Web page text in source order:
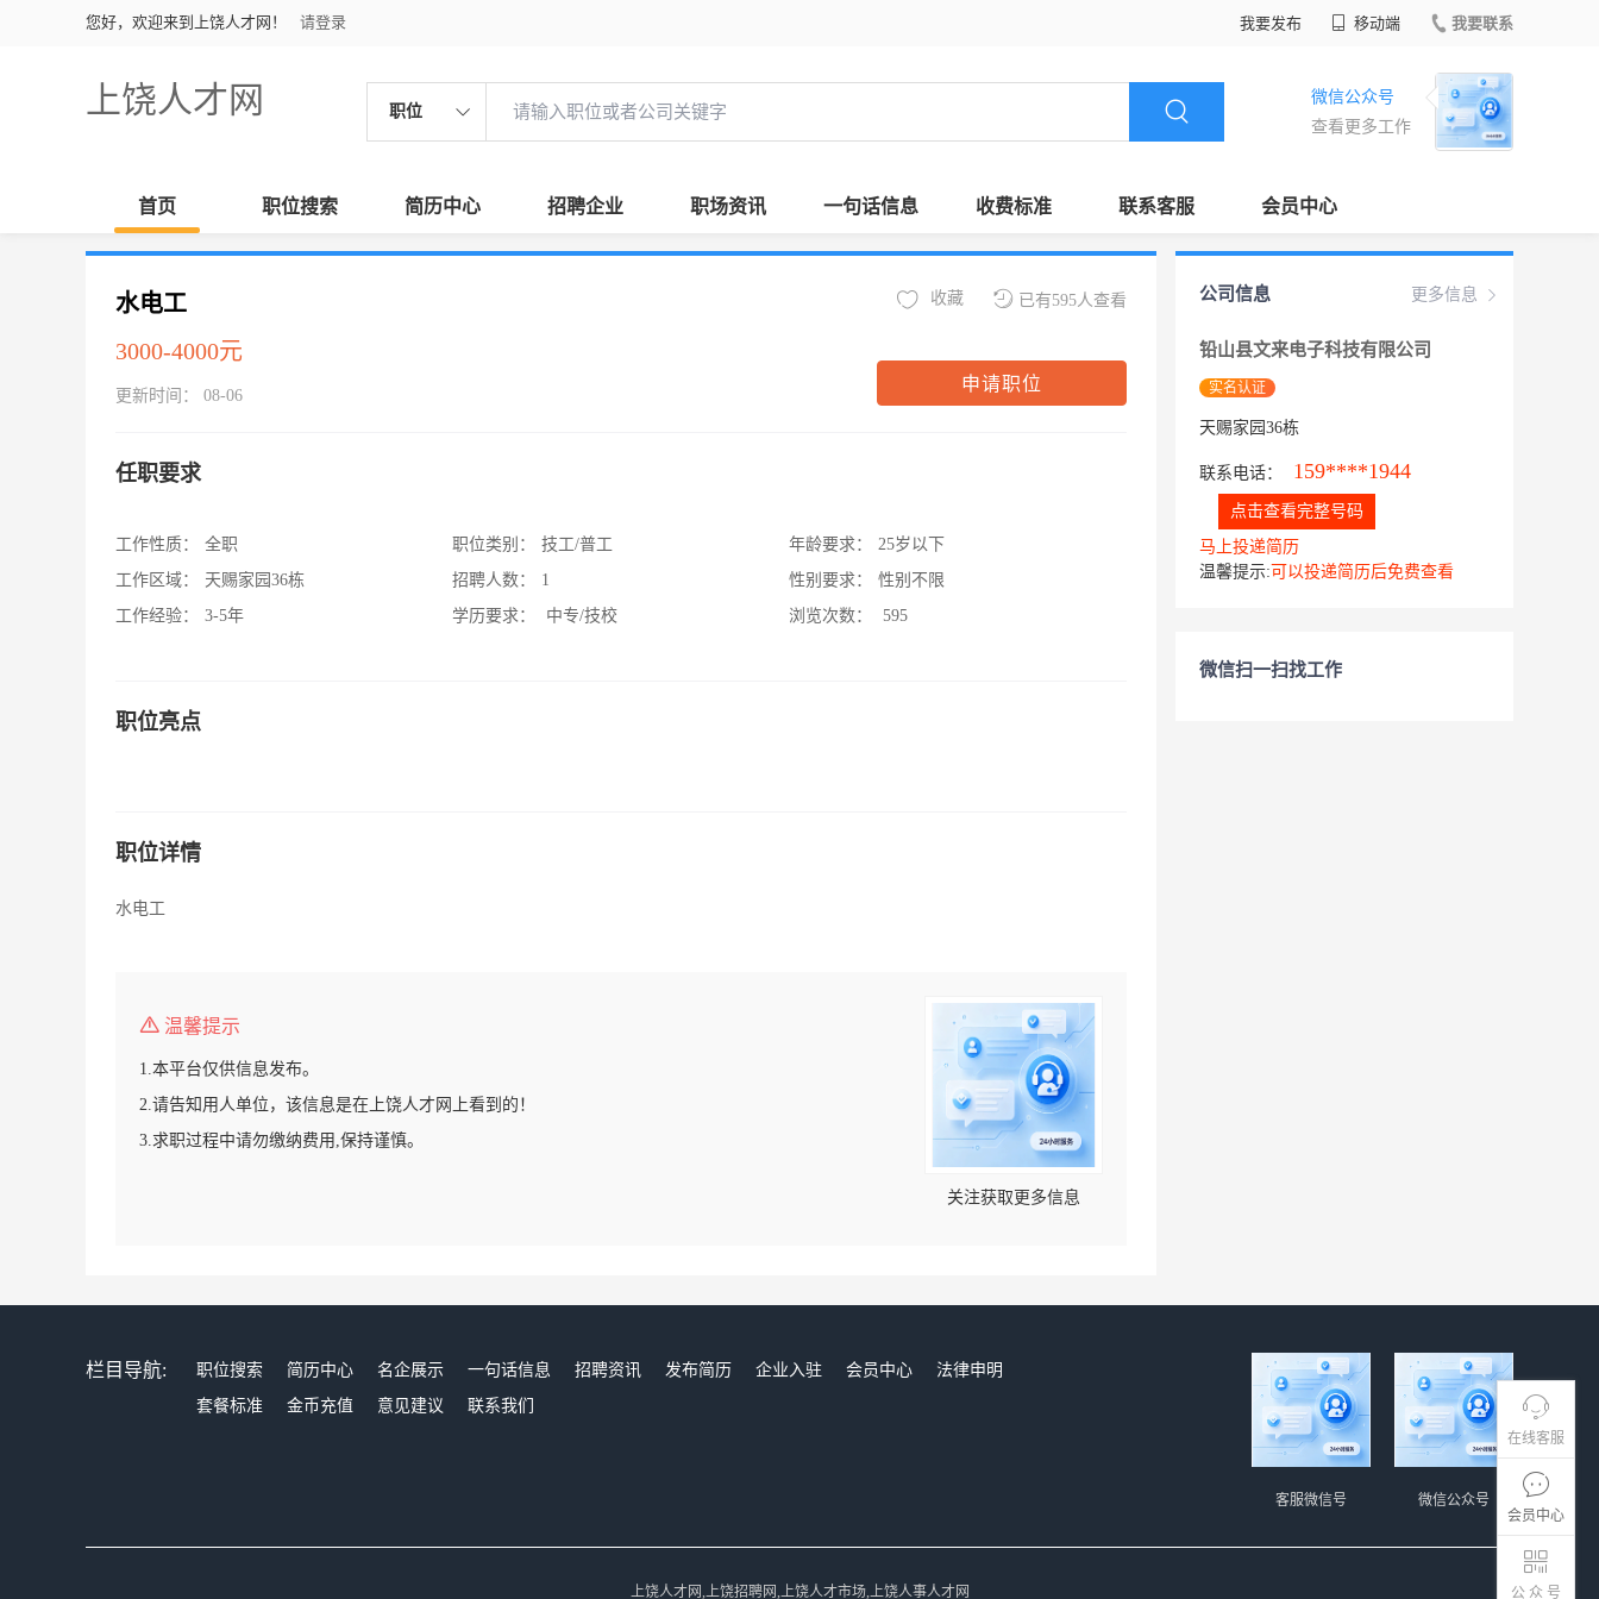
您好，欢迎来到上饶人才网！ 请登录 我要发布 移动端 我要联系
上饶人才网 职位
微信公众号
查看更多工作
首页 职位搜索 简历中心 招聘企业 职场资讯 一句话信息 收费标准 联系客服 会员中心
在线客服
会员中心
公 众 号
水电工
3000-4000元
更新时间： 08-06
已有595人查看
收藏
申请职位
任职要求
工作性质：
全职
工作区域：
天赐家园36栋
工作经验：
3-5年
职位类别：
技工/普工
招聘人数：
1
学历要求：
中专/技校
年龄要求：
25岁以下
性别要求：
性别不限
浏览次数：
595
职位亮点
职位详情
水电工
温馨提示
1.本平台仅供信息发布。
2.请告知用人单位，该信息是在上饶人才网上看到的！
3.求职过程中请勿缴纳费用,保持谨慎。
关注获取更多信息
更多信息
公司信息
铅山县文来电子科技有限公司
实名认证
天赐家园36栋
联系电话： 159****1944
点击查看完整号码
马上投递简历
温馨提示: 可以投递简历后免费查看
微信扫一扫找工作
栏目导航: 职位搜索 简历中心 名企展示 一句话信息 招聘资讯 发布简历 企业入驻 会员中心
法律申明
套餐标准
金币充值 意见建议 联系我们
微信公众号
客服微信号
上饶人才网,上饶招聘网,上饶人才市场,上饶人事人才网